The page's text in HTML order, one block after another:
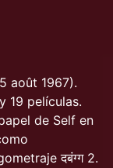
août 1967).
19 películas.
de Self en
दबंग्ग 2.